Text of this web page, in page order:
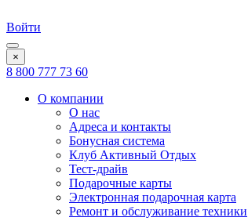
Войти
×
8 800 777 73 60
О компании
О нас
Адреса и контакты
Бонусная система
Клуб Активный Отдых
Тест-драйв
Подарочные карты
Электронная подарочная карта
Ремонт и обслуживание техники